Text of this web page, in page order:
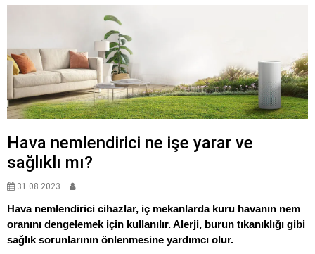
Hava nemlendirici ne işe yarar ve
sağlıklı mı?
31.08.2023
Hava nemlendirici cihazlar, iç mekanlarda kuru havanın nem
oranını dengelemek için kullanılır. Alerji, burun tıkanıklığı gibi
sağlık sorunlarının önlenmesine yardımcı olur.